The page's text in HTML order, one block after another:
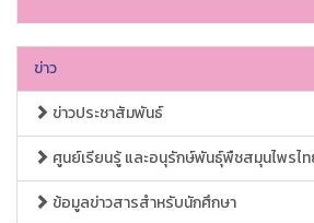
ข่าว
ข่าวประชาสัมพันธ์
ศูนย์เรียนรู้ และอนุรักษ์พันธุ์พืชสมุนไพรไ
ข้อมูลข่าวสารสำหรับนักศึกษา